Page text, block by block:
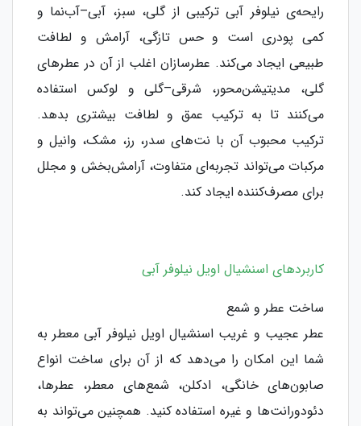
رایحه‌ی نیلوفر آبی ترکیبی از گلی، سبز، آبی–آب‌نما و
کمی پودری است و حس تازگی، آرامش و لطافت
طبیعی ایجاد می‌کند. عطرسازان اغلب از آن در عطرهای
گلی، مدیتیشن‌محور، شرقی–گلی و لوکس استفاده
می‌کنند تا به ترکیب عمق و لطافت بیشتری بدهد.
ترکیب محبوب آن با نت‌های سدر، رز، مشک، وانیل و
مرکبات می‌تواند تجربه‌ای متفاوت، آرامش‌بخش و مجلل
برای مصرف‌کننده ایجاد کند.
کاربردهای اسنشیال اویل نیلوفر آبی
ساخت عطر و شمع
عطر عجیب و غریب اسنشیال اویل نیلوفر آبی معطر به
شما این امکان را می‌دهد که از آن برای ساخت انواع
صابون‌های خانگی، ادکلن، شمع‌های معطر، عطرها،
دئودورانت‌ها و غیره استفاده کنید. همچنین می‌تواند به